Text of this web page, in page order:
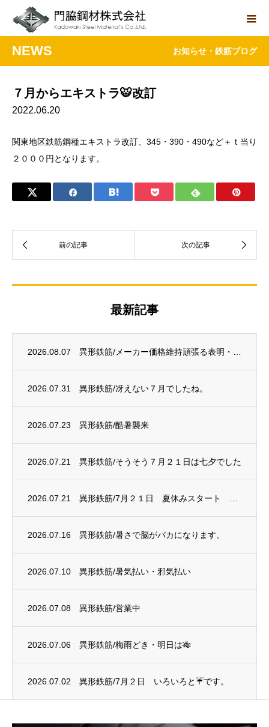
NEWS お知らせ・鉄筋ブログ
７月からエキストラ🐯改訂
2022.06.20
関東地区鉄筋鋼種エキストラ改訂、345・390・490など＋ｔ当り
２０００円となります。
最新記事
2026.08.07
2026.07.31 異形鉄筋/冴えない７月でしたね。
2026.07.23 異形鉄筋/酷暑襲来
2026.07.21 異形鉄筋/そうそう７月２１日は七夕でした
2026.07.21
2026.07.16 異形鉄筋/暑さで脳がバカになります。
2026.07.10 異形鉄筋/暑気払い・邪気払い
2026.07.08 異形鉄筋/営業中
2026.07.06 異形鉄筋/梅雨どき・明日は🎋
2026.07.02 異形鉄筋/7月２日 いろいろと☔です。